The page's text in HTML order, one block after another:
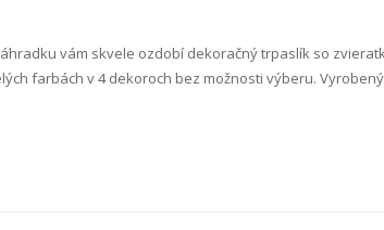
vám skvele ozdobí dekoračný trpaslík so
farbách v 4 dekoroch bez možnosti výberu.